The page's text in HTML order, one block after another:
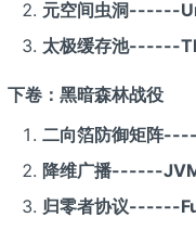
元空间虫洞------
太极缓存池------
下卷：黑暗森林战役
二向箔防御矩阵
降维广播------
归零者协议------